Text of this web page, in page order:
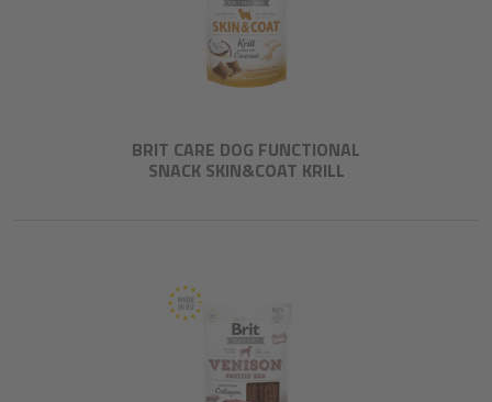
BRIT CARE DOG FUNCTIONAL
SNACK SKIN&COAT KRILL